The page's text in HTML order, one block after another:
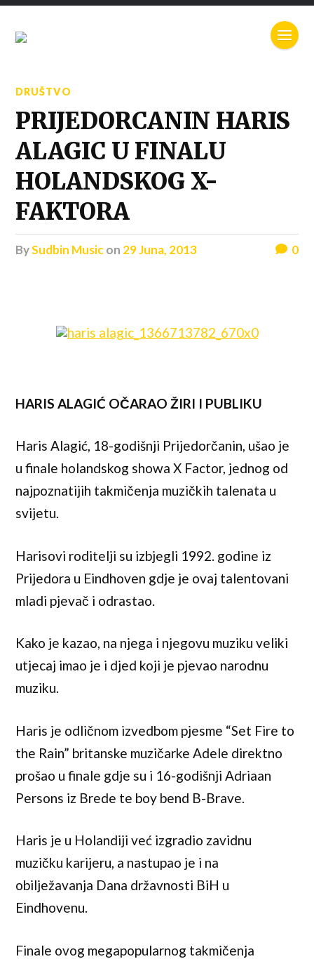
DRUŠTVO
PRIJEDORCANIN HARIS
ALAGIC U FINALU
HOLANDSKOG X-
FAKTORA
bySudbin Musicon 29 Juna, 2013 0
HARIS ALAGIĆ OČARAO ŽIRI I PUBLIKU
Haris Alagić, 18-godišnji Prijedorčanin, ušao je
u finale holandskog showa X Factor, jednog od
najpoznatijih takmičenja muzičkih talenata u
svijetu.
Harisovi roditelji su izbjegli 1992. godine iz
Prijedora u Eindhoven gdje je ovaj talentovani
mladi pjevač i odrastao.
Kako je kazao, na njega i njegovu muziku veliki
utjecaj imao je i djed koji je pjevao narodnu
muziku.
Haris je odličnom izvedbom pjesme “Set Fire to
the Rain” britanske muzičarke Adele direktno
prošao u finale gdje su i 16-godišnji Adriaan
Persons iz Brede te boy bend B-Brave.
Haris je u Holandiji već izgradio zavidnu
muzičku karijeru, a nastupao je i na
obilježavanja Dana državnosti BiH u
Eindhovenu.
Finale ovog megapopularnog takmičenja